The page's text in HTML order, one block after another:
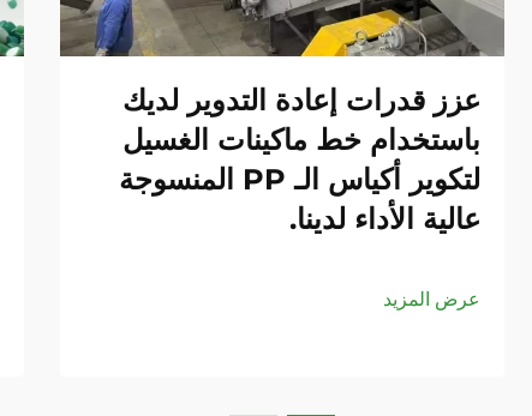
عزز قدرات إعادة التدوير لديك
باستخدام خط ماكينات الغسيل
لتكوير أكياس الـ PP المنسوجة
عالية الأداء لدينا.
عرض المزيد